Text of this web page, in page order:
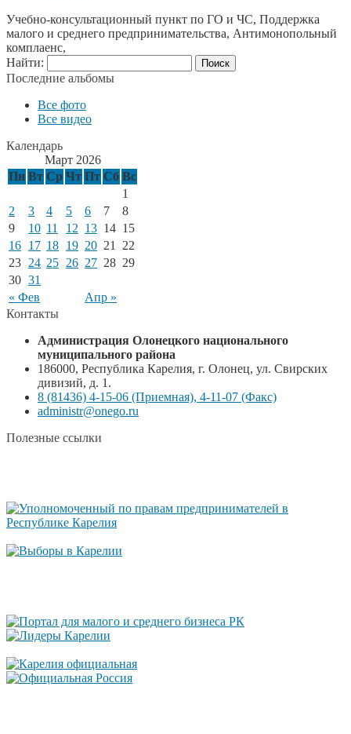
Учебно-консультационный пункт по ГО и ЧС, Поддержка
малого и среднего предпринимательства, Антимонопольный
комплаенс,
Найти:
Последние альбомы
Все фото
Все видео
Календарь
Март 2026
Пн Вт Ср Чт Пт Сб Вс
« Фев Апр »
1
2
3 4 5 6 7
8
9
10 11 12 13 14 15
16 17 18 19 20 21
22
23 24 25 26 27 28 29
30 31
Контакты
Администрация Олонецкого национального
муниципального района
186000, Республика Карелия, г. Олонец, ул. Свирских
дивизий, д. 1.
8 (81436) 4-15-06 (Приемная), 4-11-07 (Факс)
administr@onego.ru
Полезные ссылки